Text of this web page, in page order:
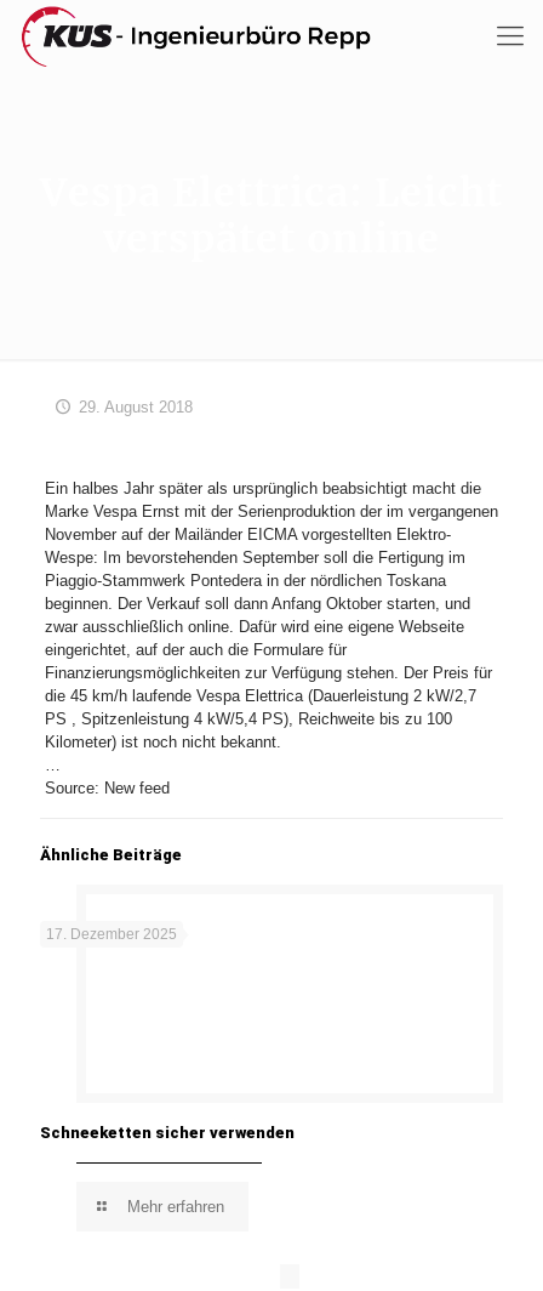
29. August 2018
Ein halbes Jahr später als ursprünglich beabsichtigt macht die
Marke Vespa Ernst mit der Serienproduktion der im vergangenen
November auf der Mailänder EICMA vorgestellten Elektro-
Wespe: Im bevorstehenden September soll die Fertigung im
Piaggio-Stammwerk Pontedera in der nördlichen Toskana
beginnen. Der Verkauf soll dann Anfang Oktober starten, und
zwar ausschließlich online. Dafür wird eine eigene Webseite
eingerichtet, auf der auch die Formulare für
Finanzierungsmöglichkeiten zur Verfügung stehen. Der Preis für
die 45 km/h laufende Vespa Elettrica (Dauerleistung 2 kW/2,7
PS , Spitzenleistung 4 kW/5,4 PS), Reichweite bis zu 100
Kilometer) ist noch nicht bekannt.
…
Source: New feed
Ähnliche Beiträge
17. Dezember 2025
Schneeketten sicher verwenden
Mehr erfahren